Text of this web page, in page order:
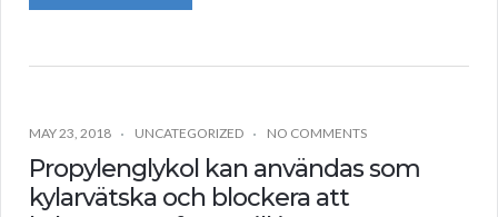
MAY 23, 2018 UNCATEGORIZED NO COMMENTS
Propylenglykol kan användas som
kylarvätska och blockera att